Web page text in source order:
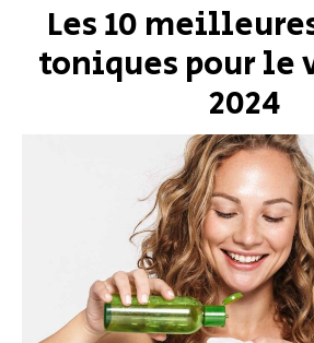
Les 10
toniques pour le
2024